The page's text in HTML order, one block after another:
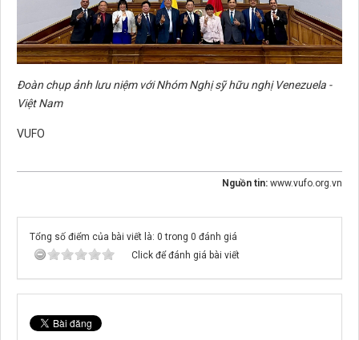
Đoàn chụp ảnh lưu niệm với Nhóm Nghị sỹ hữu nghị Venezuela -
Việt Nam
VUFO
Nguồn tin: www.vufo.org.vn
Tổng số điểm của bài viết là: 0 trong 0 đánh giá
Click để đánh giá bài viết